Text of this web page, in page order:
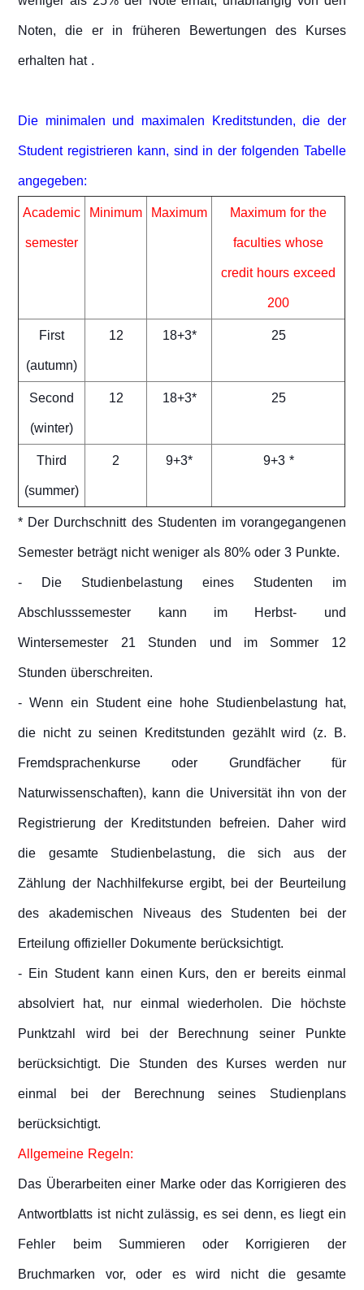
Noten, die er in früheren Bewertungen des Kurses
erhalten hat .
Die minimalen und maximalen Kreditstunden, die der
Student registrieren kann, sind in der folgenden Tabelle
angegeben:
Maximum for the
faculties whose
credit hours exceed
200
Maximum
Minimum
Academic
semester
25
18+3*
12
First
(autumn)
25
18+3*
12
Second
(winter)
9+3 *
9+3*
2
Third
(summer)
* Der Durchschnitt des Studenten im vorangegangenen
Semester beträgt nicht weniger als 80% oder 3 Punkte.
- Die Studienbelastung eines Studenten im
Abschlusssemester kann im Herbst- und
Wintersemester 21 Stunden und im Sommer 12
Stunden überschreiten.
- Wenn ein Student eine hohe Studienbelastung hat,
die nicht zu seinen Kreditstunden gezählt wird (z. B.
Fremdsprachenkurse oder Grundfächer für
Naturwissenschaften), kann die Universität ihn von der
Registrierung der Kreditstunden befreien. Daher wird
die gesamte Studienbelastung, die sich aus der
Zählung der Nachhilfekurse ergibt, bei der Beurteilung
des akademischen Niveaus des Studenten bei der
Erteilung offizieller Dokumente berücksichtigt.
- Ein Student kann einen Kurs, den er bereits einmal
absolviert hat, nur einmal wiederholen. Die höchste
Punktzahl wird bei der Berechnung seiner Punkte
berücksichtigt. Die Stunden des Kurses werden nur
einmal bei der Berechnung seines Studienplans
berücksichtigt.
Allgemeine Regeln:
Das Überarbeiten einer Marke oder das Korrigieren des
Antwortblatts ist nicht zulässig, es sei denn, es liegt ein
Fehler beim Summieren oder Korrigieren der
Bruchmarken vor, oder es wird nicht die gesamte